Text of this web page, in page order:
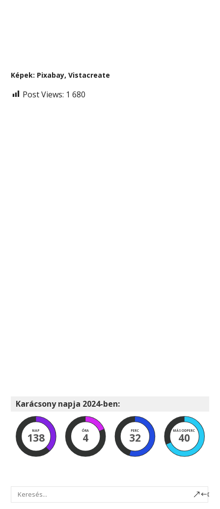
Képek: Pixabay, Vistacreate
Post Views: 1 680
Karácsony napja 2024-ben:
NAP
138
ÓRA
4
PERC
32
MÁSODPERC
39